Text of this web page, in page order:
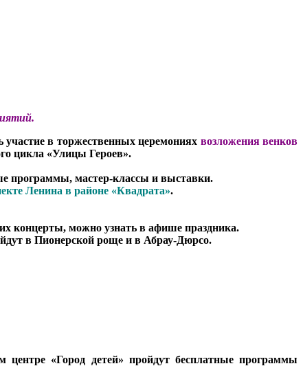
участие в торжественных церемониях возложения венков
цикла «Улицы Героев».
программы, мастер-классы и выставки.
Ленина в районе «Квадрата».
концерты, можно узнать в афише праздника.
в Пионерской роще и в Абрау-Дюрсо.
«Город детей» пройдут бесплатные программы